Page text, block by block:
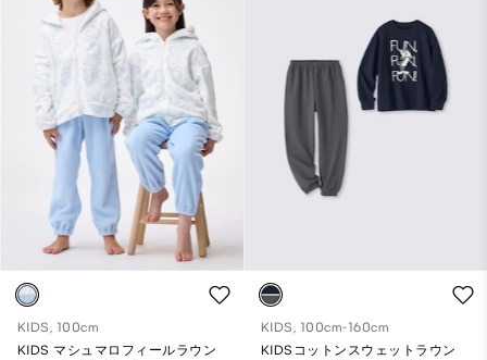
KIDS, 100cm
KIDS マシュマロフィールラウン
KIDS, 100cm-160cm
KIDSコットンスウェットラウン